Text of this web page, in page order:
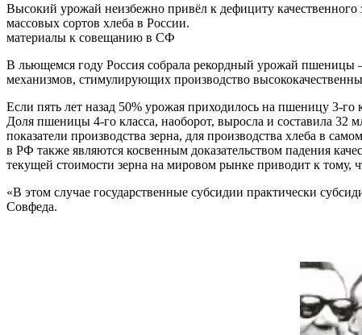
Высокий урожай неизбежно привёл к дефициту
массовых сортов хлеба в России.
материалы к совещанию в СФ
В льющемся году Россия собрала рекордный урожай пшеницы
механизмов, стимулирующих производство
Если пять лет назад 50% урожая приходилось на пшеницу 3-
Доля пшеницы 4-го класса, наоборот, выросла и составила 32
показатели производства зерна, для производства хлеба в
в РФ также являются косвенным доказательством падения
текущей стоимости зерна на мировом рынке приводит к тому,
«В этом случае государственные субсидии практически
Совфеда.